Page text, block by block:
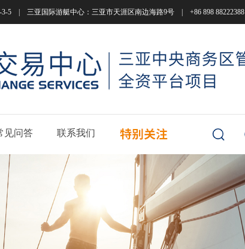
3-5 | 三亚国际游艇中心：三亚市天涯区南边海路9号 | +86 898 88222388
见问答 联系我们